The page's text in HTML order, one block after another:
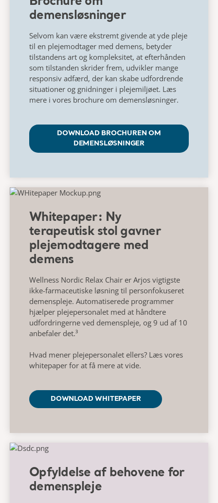
demensløsninger
Selvom kan være ekstremt givende at yde pleje
til en plejemodtager med demens, betyder
tilstandens art og kompleksitet, at efterhånden
som tilstanden skrider frem, udvikler mange
responsiv adfærd, der kan skabe udfordrende
situationer og gnidninger i plejemiljøet. Læs
mere i vores brochure om demensløsninger.
DOWNLOAD BROCHUREN OM
DEMENSLØSNINGER
Whitepaper: Ny
terapeutisk stol gavner
plejemodtagere med
demens
Wellness Nordic Relax Chair er Arjos vigtigste
ikke-farmaceutiske løsning til personfokuseret
demenspleje. Automatiserede programmer
hjælper plejepersonalet med at håndtere
udfordringerne ved demenspleje, og 9 ud af 10
anbefaler det.³
Hvad mener plejepersonalet ellers? Læs vores
whitepaper for at få mere at vide.
DOWNLOAD WHITEPAPER
Opfyldelse af behovene for
demenspleje